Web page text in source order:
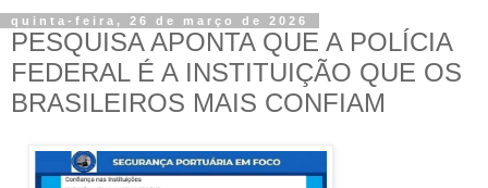
quinta-feira, 26 de março de 2026
PESQUISA APONTA QUE A POLÍCIA
FEDERAL É A INSTITUIÇÃO QUE OS
BRASILEIROS MAIS CONFIAM